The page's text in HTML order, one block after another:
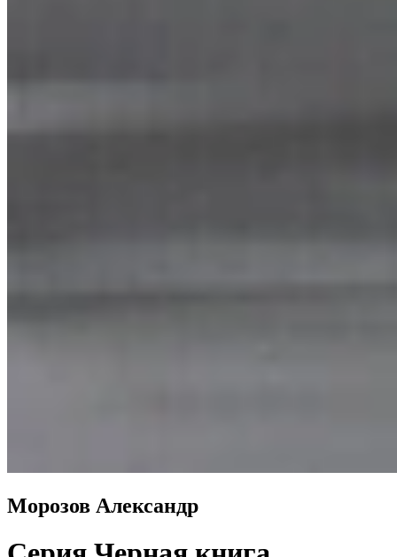
Морозов Александр